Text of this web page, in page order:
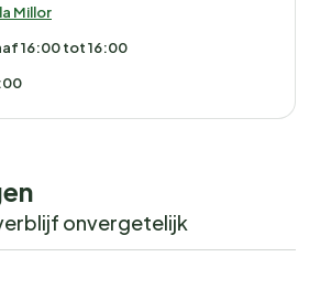
Millor
16:00 tot 16:00
onvergetelijk